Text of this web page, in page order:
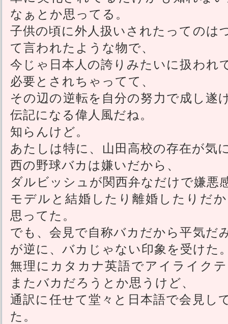
なぁとか思ってる。
子供の頃に外人扱いされたってのは
て言われたような物で、
今じゃ日本人の誇りみたいに扱われ
必要とされちゃってて、
その辺の逆転を自分の努力で成し遂
伝記になる偉人風だね。
知らんけど。
あたしは特に、山田高校の存在が気
西の野球バカは嫌いだから、
ダルビッシュが関西弁なだけで嫌悪
モデルと結婚したり離婚したりだ
思ってた。
でも、会見で自称バカだから平気だ
が逆に、バカじゃない印象を受けた
無理にカタカナ英語でアイライク
またバカだろうとか思うけど、
通訳に任せて堂々と日本語で会見し
た。